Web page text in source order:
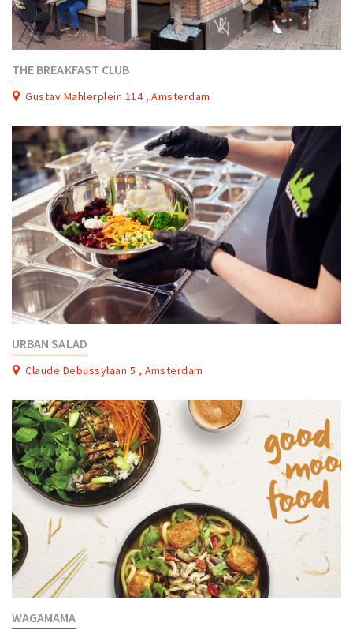
THE BREAKFAST CLUB
Gustav Mahlerplein 114 , Amsterdam
URBAN SALAD
Claude Debussylaan 5 , Amsterdam
WAGAMAMA